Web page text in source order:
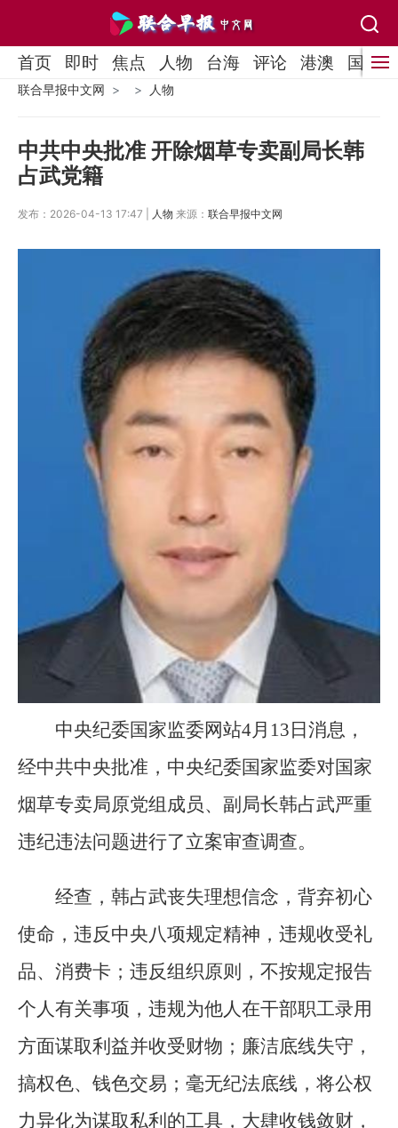
首页 即时 焦点 人物 台海 评论 港澳 国际
联合早报中文网 人物
中共中央批准 开除烟草专卖副局长韩
占武党籍
发布：2026-04-13 17:47 | 人物 来源： 联合早报中文网
中央纪委国家监委网站4月13日消息，
经中共中央批准，中央纪委国家监委对国家
烟草专卖局原党组成员、副局长韩占武严重
违纪违法问题进行了立案审查调查。
经查，韩占武丧失理想信念，背弃初心
使命，违反中央八项规定精神，违规收受礼
品、消费卡；违反组织原则，不按规定报告
个人有关事项，违规为他人在干部职工录用
方面谋取利益并收受财物；廉洁底线失守，
搞权色、钱色交易；毫无纪法底线，将公权
力异化为谋取私利的工具，大肆收钱敛财，